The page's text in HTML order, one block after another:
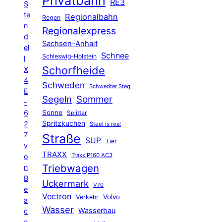
S
te
n
d
el
l
X
4
E
-
6
2
7
v
o
n
B
e
a
c
RE3
Regen Regionalbahn
Regionalexpress
Sachsen-Anhalt
Schleswig-Holstein Schnee
Schorfheide
Schweden Schwedter Steg
Segeln Sommer
Sonne Splitter
Spritzkuchen Steel is real
Straße SUP Tier
TRAXX Traxx P160 AC3
Triebwagen
Uckermark V70
Vectron Verkehr Volvo
Wasser Wasserbau